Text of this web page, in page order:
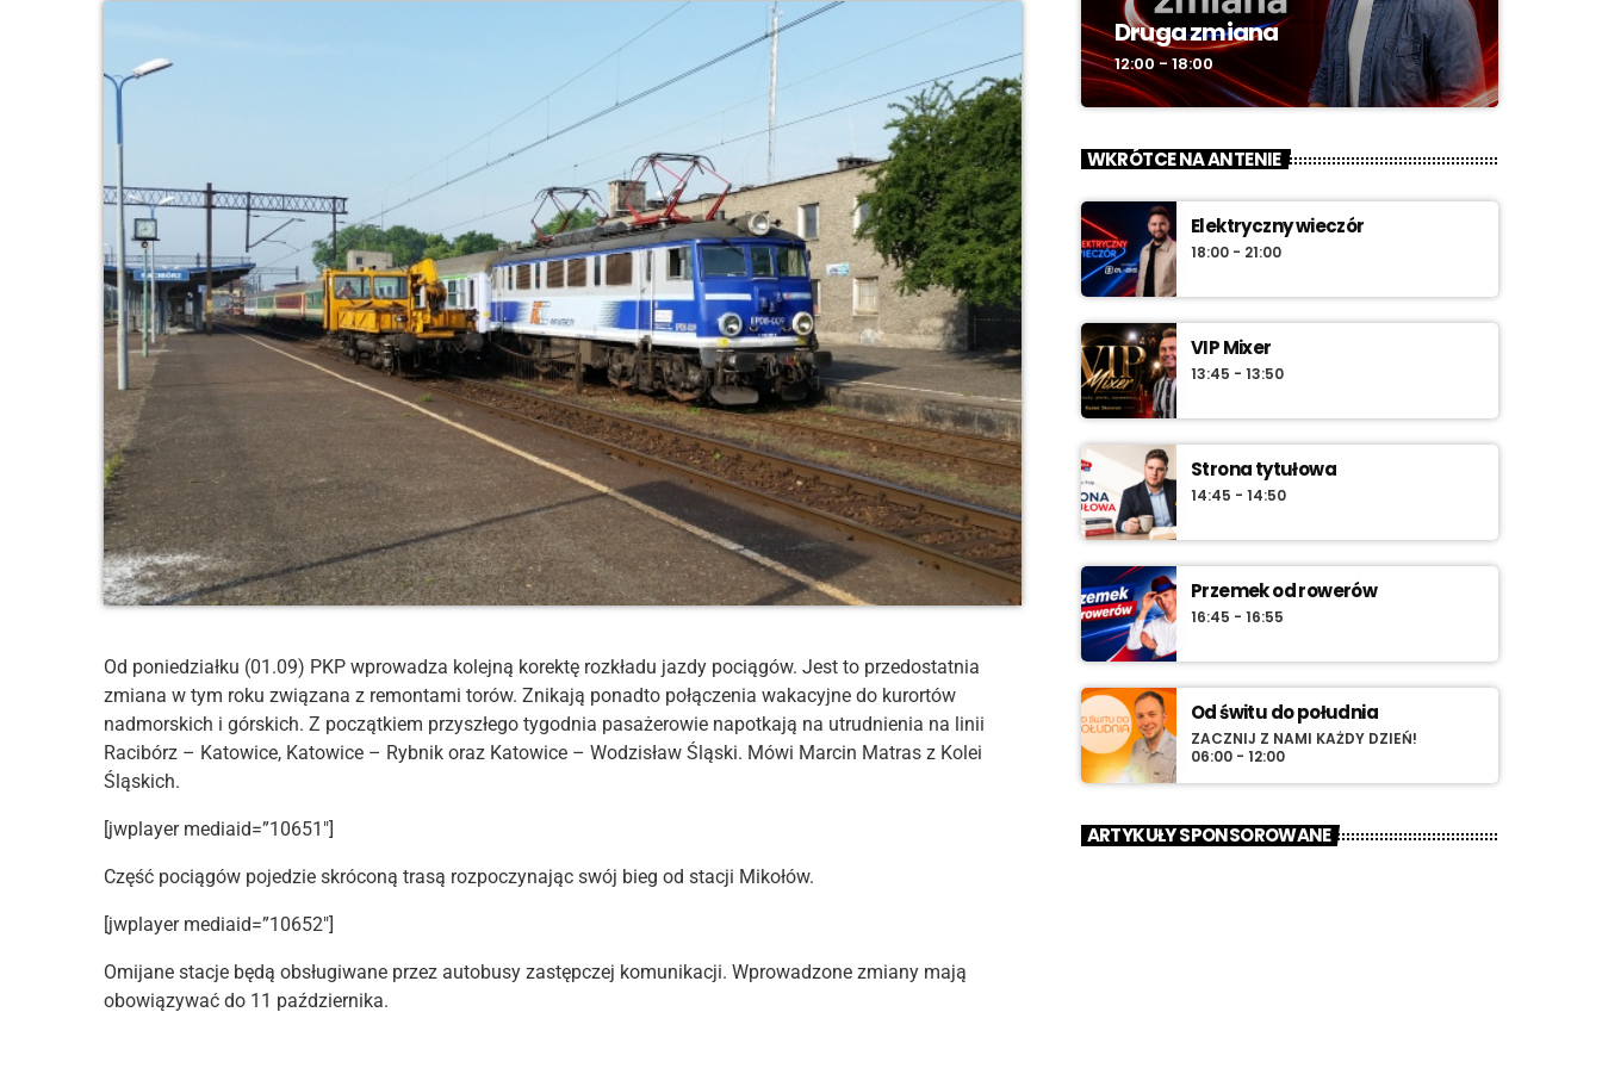
Od poniedziałku (01.09) PKP wprowadza kolejną korektę rozkładu jazdy pociągów. Jest to przedostatnia
zmiana w tym roku związana z remontami torów. Znikają ponadto połączenia wakacyjne do kurortów
nadmorskich i górskich. Z początkiem przyszłego tygodnia pasażerowie napotkają na utrudnienia na linii
Racibórz – Katowice, Katowice – Rybnik oraz Katowice – Wodzisław Śląski. Mówi Marcin Matras z Kolei
Śląskich.
[jwplayer mediaid=”10651″]
Część pociągów pojedzie skróconą trasą rozpoczynając swój bieg od stacji Mikołów.
[jwplayer mediaid=”10652″]
Omijane stacje będą obsługiwane przez autobusy zastępczej komunikacji. Wprowadzone zmiany mają
obowiązywać do 11 października.
Druga zmiana
12:00 - 18:00
WKRÓTCE NA ANTENIE
Elektryczny wieczór
18:00 - 21:00
VIP Mixer
13:45 - 13:50
Strona tytułowa
14:45 - 14:50
Przemek od rowerów
16:45 - 16:55
Od świtu do południa
ZACZNIJ Z NAMI KAŻDY DZIEŃ!
06:00 - 12:00
ARTYKUŁY SPONSOROWANE